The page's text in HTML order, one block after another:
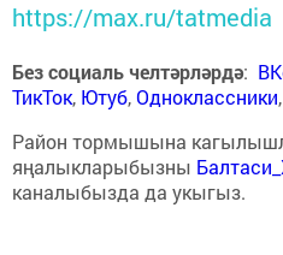
https://max.ru/tatmedia
Без социаль челтәрләрдә:
ТикТок, Ютуб,Одноклассники,
Район тормышына
яңалыкларыбызны
каналыбызда да укыгыз.